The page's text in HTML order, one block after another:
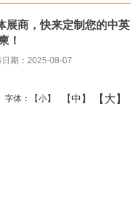
商，快来定制您的中英
！
日期：2025-08-07
字体： 【小】 【中】 【大】